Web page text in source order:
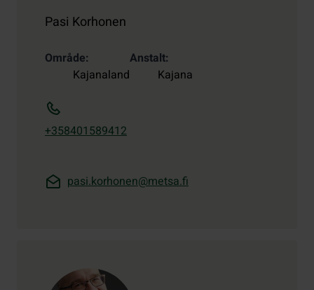
Pasi Korhonen
Område
Kajanaland
Anstalt
Kajana
+358401589412
pasi.korhonen@metsa.fi